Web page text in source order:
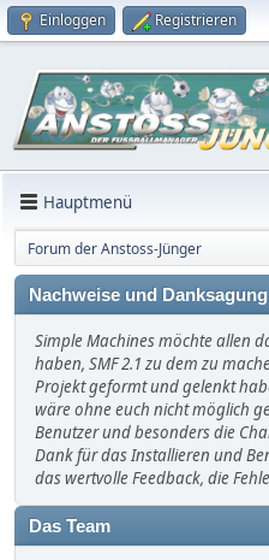
Einloggen Registrieren
Hauptmenü
Forum der Anstoss-Jünger
Nachweise und Danksagung
Simple Machines möchte allen
haben, SMF 2.1 zu dem zu
Projekt geformt und gelenkt
wäre ohne euch nicht möglich
Benutzer und besonders die
Dank für das Installieren und
das wertvolle Feedback, die
Das Team